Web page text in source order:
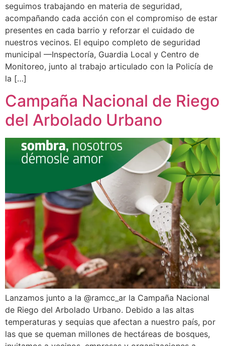
seguimos trabajando en materia de seguridad,
acompañando cada acción con el compromiso de estar
presentes en cada barrio y reforzar el cuidado de
nuestros vecinos. El equipo completo de seguridad
municipal —Inspectoría, Guardia Local y Centro de
Monitoreo, junto al trabajo articulado con la Policía de
la […]
Campaña Nacional de Riego
del Arbolado Urbano
Lanzamos junto a la @ramcc_ar la Campaña Nacional
de Riego del Arbolado Urbano. Debido a las altas
temperaturas y sequias que afectan a nuestro país, por
las que se queman millones de hectáreas de bosques,